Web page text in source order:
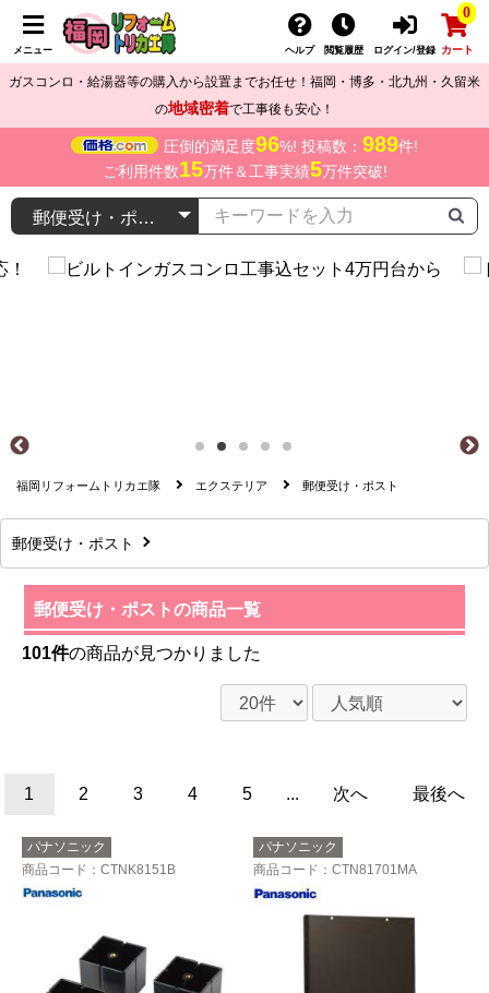
メニュー ヘルプ 閲覧履歴 ログイン/登録
0
カート
ガスコンロ・給湯器等の購入から設置までお任せ！福岡・博多・北九州・久留米
の地域密着で工事後も安心！
圧倒的満足度96%! 投稿数： 989件!
ご利用件数15万件＆工事実績5万件突破!
福岡リフォームトリカエ隊 エクステリア 郵便受け・ポスト
郵便受け・ポスト
郵便受け・ポストの商品一覧
101件の商品が見つかりました
1 2 3 4 5 ... 次へ 最後へ
パナソニック
商品コード ：CTNK8151B
パナソニック
商品コード ：CTN81701MA